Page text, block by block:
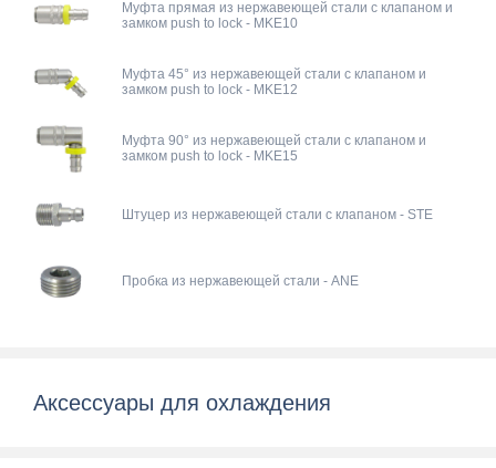
Муфта прямая из нержавеющей стали с клапаном и
замком push to lock - MKE10
Муфта 45° из нержавеющей стали с клапаном и
замком push to lock - MKE12
Муфта 90° из нержавеющей стали с клапаном и
замком push to lock - MKE15
Штуцер из нержавеющей стали с клапаном - STE
Пробка из нержавеющей стали - ANE
Аксессуары для охлаждения